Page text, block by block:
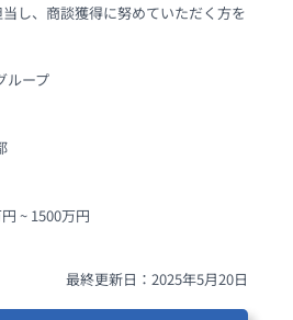
し、商談獲得に努めていただく方を
ループ
~ 1500万円
最終更新日：2025年5月20日